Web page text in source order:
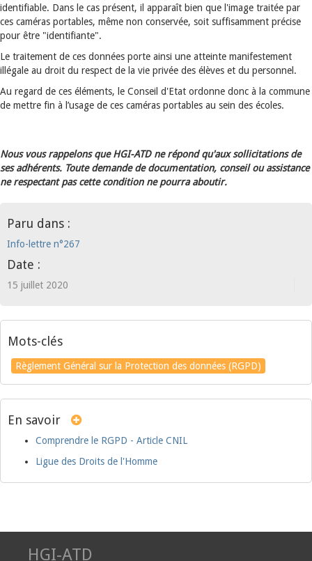
identifiable. Dans le cas présent, il apparaît bien que l'image traitée par
ces caméras portables, même non conservée, soit suffisamment précise
pour être "identifiante".
Le traitement de ces données porte ainsi une atteinte manifestement
illégale au droit du respect de la vie privée des élèves et du personnel.
Au regard de ces éléments, le Conseil d'Etat ordonne donc à la commune
de mettre fin à l’usage de ces caméras portables au sein des écoles.
Nous vous rappelons que HGI-ATD ne répond qu'aux sollicitations de
ses adhérents. Toute demande de documentation, conseil ou assistance
ne respectant pas cette condition ne pourra aboutir.
Paru dans :
Info-lettre n°267
Date :
15 juillet 2020
Mots-clés
Règlement Général sur la Protection des données (RGPD)
En savoir
Comprendre le RGPD - Article CNIL
Ligue des Droits de l'Homme
HGI-ATD